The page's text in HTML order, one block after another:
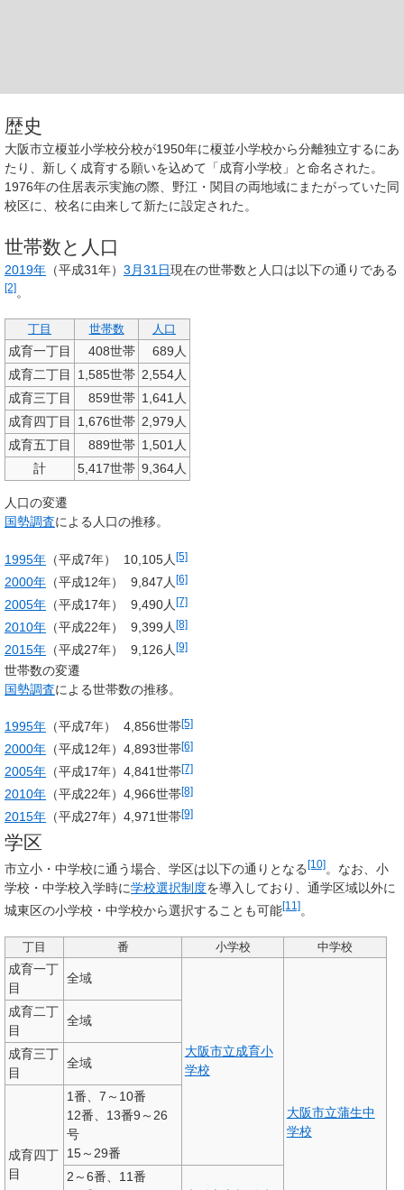
歴史
大阪市立榎並小学校分校が1950年に榎並小学校から分離独立するにあ
たり、新しく成育する願いを込めて「成育小学校」と命名された。
1976年の住居表示実施の際、野江・関目の両地域にまたがっていた同
校区に、校名に由来して新たに設定された。
世帯数と人口
2019年 （平成31年） 3月31日現在の世帯数と人口は以下の通りである
[2]。
丁目 世帯数 人口
成育一丁目 408世帯
689人
成育二丁目
1,585世帯 2,554人
成育三丁目
859世帯 1,641人
成育四丁目
1,676世帯 2,979人
成育五丁目
889世帯 1,501人
計
5,417世帯 9,364人
人口の変遷
国勢調査による人口の推移。
1995年 （平成7年） 10,105人 [5]
2000年 （平成12年） 9,847人 [6]
2005年 （平成17年） 9,490人 [7]
2010年 （平成22年） 9,399人 [8]
2015年 （平成27年） 9,126人 [9]
世帯数の変遷
国勢調査による世帯数の推移。
1995年 （平成7年） 4,856世帯[5]
2000年 （平成12年） 4,893世帯[6]
2005年 （平成17年） 4,841世帯[7]
2010年 （平成22年） 4,966世帯[8]
2015年 （平成27年） 4,971世帯[9]
学区
市立小・中学校に通う場合、学区は以下の通りとなる [10] 。なお、小
学校・中学校入学時に学校選択制度を導入しており、通学区域以外に
城東区の小学校・中学校から選択することも可能[11]。
丁目 番 小学校 中学校
成育一丁
目
全域
大阪市立成育小
学校
大阪市立蒲生中
学校
成育二丁
目
全域
成育三丁
目
全域
成育四丁
目
1番、7～10番
12番、13番9～26
号
15～29番
2～6番、11番